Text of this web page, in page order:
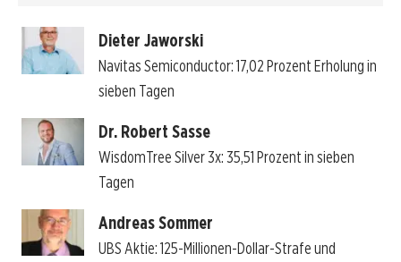
Dieter Jaworski
Navitas Semiconductor: 17,02 Prozent Erholung in
sieben Tagen
Dr. Robert Sasse
WisdomTree Silver 3x: 35,51 Prozent in sieben
Tagen
Andreas Sommer
UBS Aktie: 125-Millionen-Dollar-Strafe und